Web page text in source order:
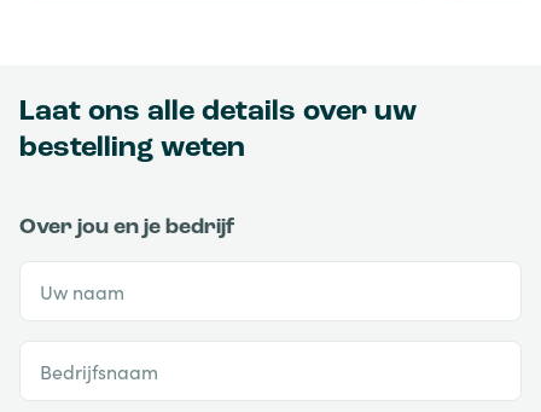
Laat ons alle details over uw
bestelling weten
Over jou en je bedrijf
Uw naam
Bedrijfsnaam